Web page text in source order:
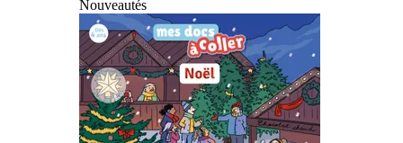
Nouveautés